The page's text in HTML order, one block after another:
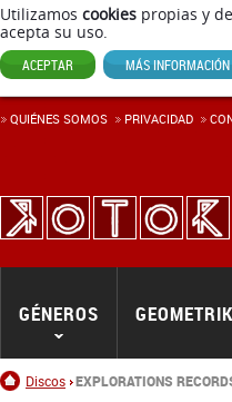
Utilizamos cookies propias y
acepta su uso.
ACEPTAR MÁS INFORMACIÓN
Inicio
Discos EXPLORATIONS
GÉNEROS
QUIÉNES SOMOS PRIVACIDAD